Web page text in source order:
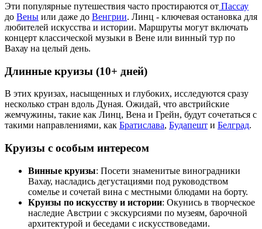
Эти популярные путешествия часто простираются от Пассау
до Вены или даже до Венгрии. Линц - ключевая остановка для
любителей искусства и истории. Маршруты могут включать
концерт классической музыки в Вене или винный тур по
Вахау на целый день.
Длинные круизы (10+ дней)
В этих круизах, насыщенных и глубоких, исследуются сразу
несколько стран вдоль Дуная. Ожидай, что австрийские
жемчужины, такие как Линц, Вена и Грейн, будут сочетаться с
такими направлениями, как Братислава, Будапешт и Белград.
Круизы с особым интересом
Винные круизы: Посети знаменитые виноградники
Вахау, насладись дегустациями под руководством
сомелье и сочетай вина с местными блюдами на борту.
Круизы по искусству и истории: Окунись в творческое
наследие Австрии с экскурсиями по музеям, барочной
архитектурой и беседами с искусствоведами.